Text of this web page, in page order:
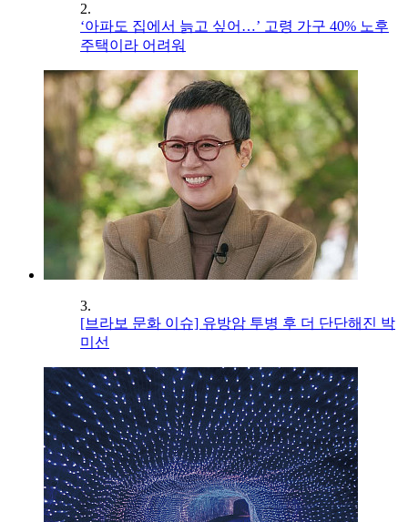
2.
‘아파도 집에서 늙고 싶어…’ 고령 가구 40% 노후
주택이라 어려워
3.
[브라보 문화 이슈] 유방암 투병 후 더 단단해진 박
미선